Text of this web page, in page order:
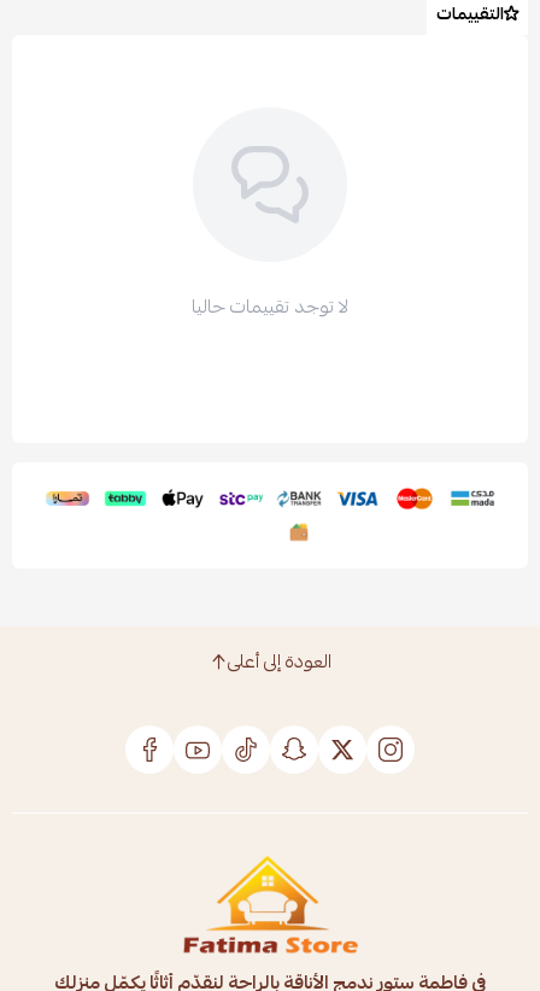
التقييمات
لا توجد تقييمات حاليا
العودة إلى أعلى
في فاطمة ستور ندمج الأناقة بالراحة لنقدّم أثاثًا يكمّل منزلك